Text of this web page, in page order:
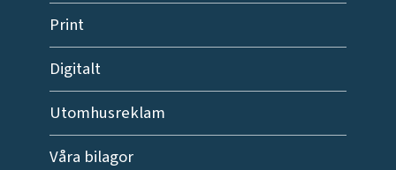
Print
Digitalt
Utomhusreklam
Våra bilagor